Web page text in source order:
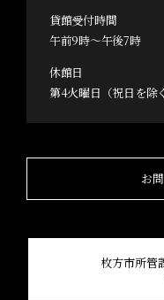
貸館受付時間
午前9時～午後7時
休館日
第4火曜日（祝日を除
お
枚方市所